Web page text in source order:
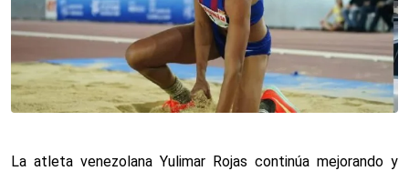
La atleta venezolana Yulimar Rojas continúa mejorando y